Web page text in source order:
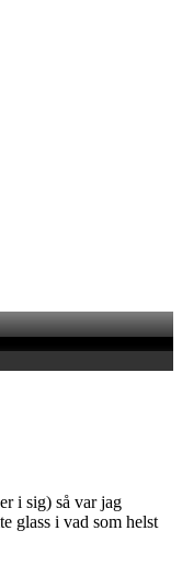
i sig) så var jag
glass i vad som helst